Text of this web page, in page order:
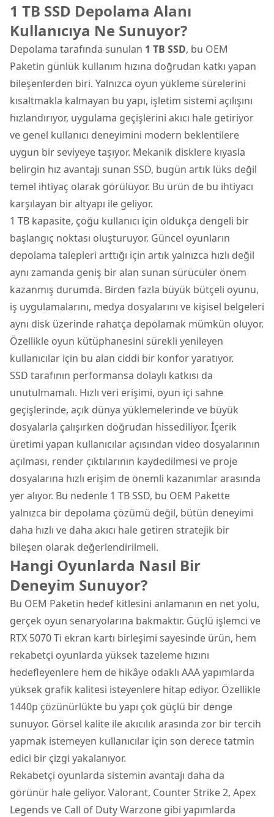
1 TB SSD Depolama Alanı
Kullanıcıya Ne Sunuyor?
Depolama tarafında sunulan 1 TB SSD, bu OEM
Paketin günlük kullanım hızına doğrudan katkı yapan
bileşenlerden biri. Yalnızca oyun yükleme sürelerini
kısaltmakla kalmayan bu yapı, işletim sistemi açılışını
hızlandırıyor, uygulama geçişlerini akıcı hale getiriyor
ve genel kullanıcı deneyimini modern beklentilere
uygun bir seviyeye taşıyor. Mekanik disklere kıyasla
belirgin hız avantajı sunan SSD, bugün artık lüks değil
temel ihtiyaç olarak görülüyor. Bu ürün de bu ihtiyacı
karşılayan bir altyapı ile geliyor.
1 TB kapasite, çoğu kullanıcı için oldukça dengeli bir
başlangıç noktası oluşturuyor. Güncel oyunların
depolama talepleri arttığı için artık yalnızca hızlı değil
aynı zamanda geniş bir alan sunan sürücüler önem
kazanmış durumda. Birden fazla büyük bütçeli oyunu,
iş uygulamalarını, medya dosyalarını ve kişisel belgeleri
aynı disk üzerinde rahatça depolamak mümkün oluyor.
Özellikle oyun kütüphanesini sürekli yenileyen
kullanıcılar için bu alan ciddi bir konfor yaratıyor.
SSD tarafının performansa dolaylı katkısı da
unutulmamalı. Hızlı veri erişimi, oyun içi sahne
geçişlerinde, açık dünya yüklemelerinde ve büyük
dosyalarla çalışırken doğrudan hissediliyor. İçerik
üretimi yapan kullanıcılar açısından video dosyalarının
açılması, render çıktılarının kaydedilmesi ve proje
dosyalarına hızlı erişim de önemli kazanımlar arasında
yer alıyor. Bu nedenle 1 TB SSD, bu OEM Pakette
yalnızca bir depolama çözümü değil, bütün deneyimi
daha hızlı ve daha akıcı hale getiren stratejik bir
bileşen olarak değerlendirilmeli.
Hangi Oyunlarda Nasıl Bir
Deneyim Sunuyor?
Bu OEM Paketin hedef kitlesini anlamanın en net yolu,
gerçek oyun senaryolarına bakmaktır. Güçlü işlemci ve
RTX 5070 Ti ekran kartı birleşimi sayesinde ürün, hem
rekabetçi oyunlarda yüksek tazeleme hızını
hedefleyenlere hem de hikâye odaklı AAA yapımlarda
yüksek grafik kalitesi isteyenlere hitap ediyor. Özellikle
1440p çözünürlükte bu yapı çok güçlü bir denge
sunuyor. Görsel kalite ile akıcılık arasında zor bir tercih
yapmak istemeyen kullanıcılar için son derece tatmin
edici bir çizgi yakalanıyor.
Rekabetçi oyunlarda sistemin avantajı daha da
görünür hale geliyor. Valorant, Counter Strike 2, Apex
Legends ve Call of Duty Warzone gibi yapımlarda